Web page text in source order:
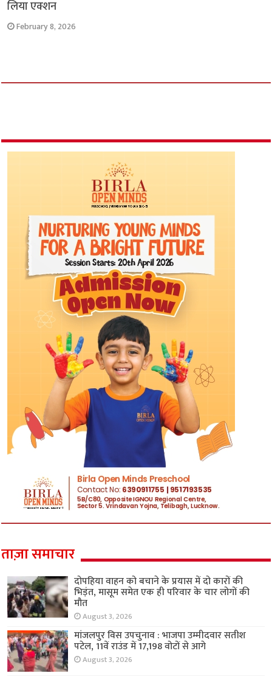
लिया एक्शन
February 8, 2026
ताज़ा समाचार
दोपहिया वाहन को बचाने के प्रयास में दो कारों की
भिड़ंत, मासूम समेत एक ही परिवार के चार लोगों की
मौत
August 3, 2026
मांजलपुर विस उपचुनाव : भाजपा उम्मीदवार सतीश
पटेल, 11वें राउंड में 17,198 वोटों से आगे
August 3, 2026